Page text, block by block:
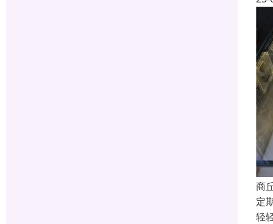
商
定
轻